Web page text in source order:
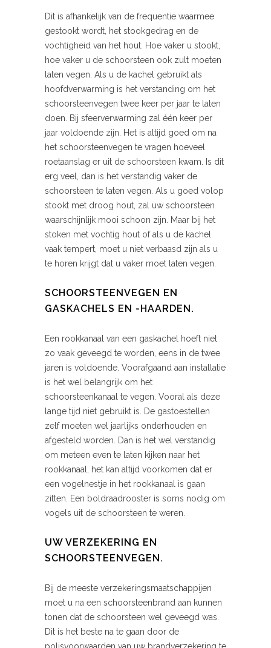
Dit is afhankelijk van de frequentie waarmee
gestookt wordt, het stookgedrag en de
vochtigheid van het hout. Hoe vaker u stookt,
hoe vaker u de schoorsteen ook zult moeten
laten vegen. Als u de kachel gebruikt als
hoofdverwarming is het verstanding om het
schoorsteenvegen twee keer per jaar te laten
doen. Bij sfeerverwarming zal één keer per
jaar voldoende zijn. Het is altijd goed om na
het schoorsteenvegen te vragen hoeveel
roetaanslag er uit de schoorsteen kwam. Is dit
erg veel, dan is het verstandig vaker de
schoorsteen te laten vegen. Als u goed volop
stookt met droog hout, zal uw schoorsteen
waarschijnlijk mooi schoon zijn. Maar bij het
stoken met vochtig hout of als u de kachel
vaak tempert, moet u niet verbaasd zijn als u
te horen krijgt dat u vaker moet laten vegen.
SCHOORSTEENVEGEN EN
GASKACHELS EN -HAARDEN.
Een rookkanaal van een gaskachel hoeft niet
zo vaak geveegd te worden, eens in de twee
jaren is voldoende. Voorafgaand aan installatie
is het wel belangrijk om het
schoorsteenkanaal te vegen. Vooral als deze
lange tijd niet gebruikt is. De gastoestellen
zelf moeten wel jaarlijks onderhouden en
afgesteld worden. Dan is het wel verstandig
om meteen even te laten kijken naar het
rookkanaal, het kan altijd voorkomen dat er
een vogelnestje in het rookkanaal is gaan
zitten. Een boldraadrooster is soms nodig om
vogels uit de schoorsteen te weren.
UW VERZEKERING EN
SCHOORSTEENVEGEN.
Bij de meeste verzekeringsmaatschappijen
moet u na een schoorsteenbrand aan kunnen
tonen dat de schoorsteen wel geveegd was.
Dit is het beste na te gaan door de